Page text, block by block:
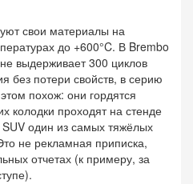
свои материалы на
до +600°C. В Brembo
выдерживает 300 циклов
без потери свойств, в серию
похож: они гордятся
колодки проходят на стенде
SUV один из самых тяжёлых
не рекламная приписка,
отчетах (к примеру, за